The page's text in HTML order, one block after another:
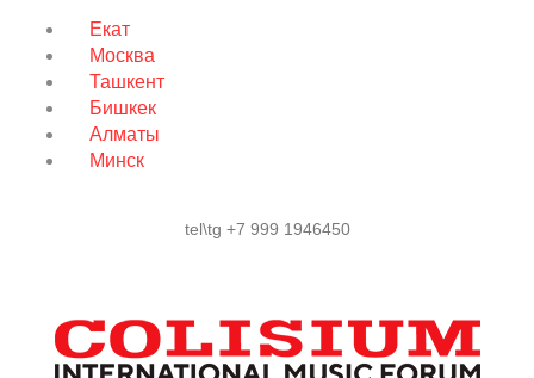
Екат
Москва
Ташкент
Бишкек
Алматы
Минск
tel\tg +7 999 1946450